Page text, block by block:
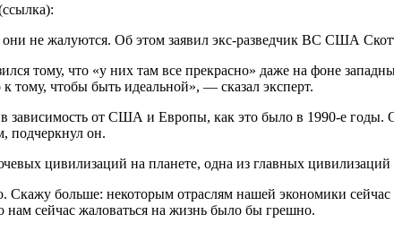
они не жалуются. Об этом заявил экс-разведчик ВС США
тому, что «у них там все прекрасно» даже на фоне
тому, чтобы быть идеальной», — сказал эксперт.
в зависимость от США и Европы, как это было в 1990-е годы.
подчеркнул он.
цивилизаций на планете, одна из главных
больше: некоторым отраслям нашей экономики
нам сейчас жаловаться на жизнь было бы грешно.